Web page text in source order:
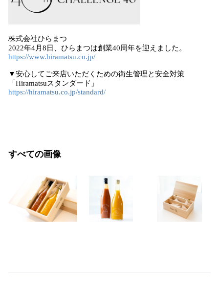
株式会社ひらまつ
2022年4月8日、ひらまつは創業40周年を迎えました。
https://www.hiramatsu.co.jp/
▼安心してご来店いただくための衛生管理と安全対策
「Hiramatsuスタンダード」
https://hiramatsu.co.jp/standard/
すべての画像